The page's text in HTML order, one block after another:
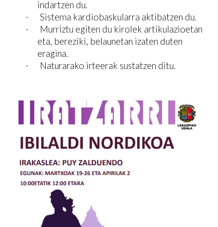
indartzen du.
· Sistema kardiobaskularra aktibatzen du.
· Murriztu egiten du kirolek artikulazioetan
eta, bereziki, belaunetan izaten duten
eragina.
· Naturarako irteerak sustatzen ditu.